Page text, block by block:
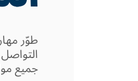
طوّر
جميع